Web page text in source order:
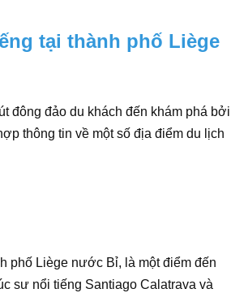
tại thành phố Liège
đông đảo du khách đến khám phá bởi
thông tin về một số địa điểm du lịch
phố Liège nước Bỉ, là một điểm đến
sư nổi tiếng Santiago Calatrava và